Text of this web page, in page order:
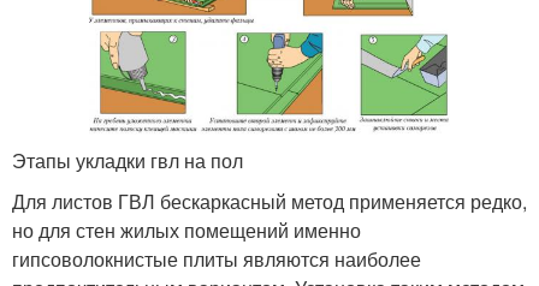
Этапы укладки гвл на пол
Для листов ГВЛ бескаркасный метод применяется редко,
но для стен жилых помещений именно
гипсоволокнистые плиты являются наиболее